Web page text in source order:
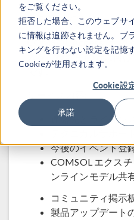
をご覧ください。
拒否した場合、このウェブサ
に情報は追跡されません。ブ
キングを行わない設定を記憶
Cookieが使用されます。
Cookie設
承諾
COMSOL
COMSOL Access は, 既
入をご検討中の方に向
です.
連絡先とライセン
今後のイベント登
COMSOL エクス
ンラインモデル共
コミュニティ掲示
製品アップデート